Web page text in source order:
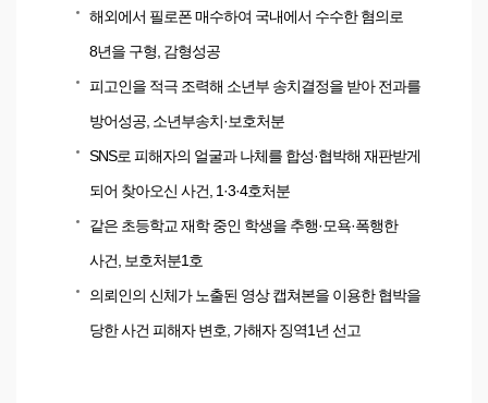
해외에서 필로폰 매수하여 국내에서 수수한 혐의로
8년을 구형, 감형성공
피고인을 적극 조력해 소년부 송치결정을 받아 전과를
방어성공, 소년부송치·보호처분
SNS로 피해자의 얼굴과 나체를 합성·협박해 재판받게
되어 찾아오신 사건, 1·3·4호처분
같은 초등학교 재학 중인 학생을 추행·모욕·폭행한
사건, 보호처분1호
의뢰인의 신체가 노출된 영상 캡쳐본을 이용한 협박을
당한 사건 피해자 변호, 가해자 징역1년 선고